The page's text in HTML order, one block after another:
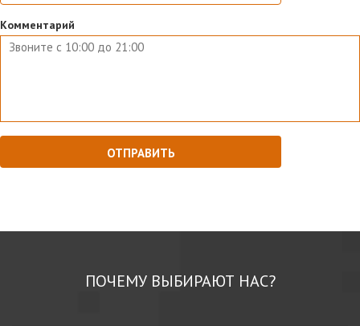
Комментарий
ПОЧЕМУ ВЫБИРАЮТ НАС?